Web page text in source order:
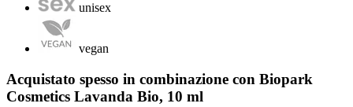
unisex
vegan
Acquistato spesso in combinazione con Biopark
Cosmetics Lavanda Bio, 10 ml